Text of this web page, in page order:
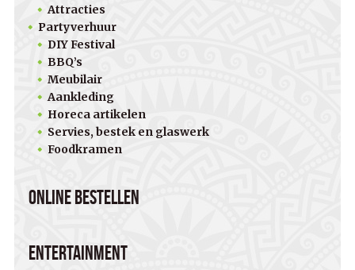
Attracties
Partyverhuur
DIY Festival
BBQ’s
Meubilair
Aankleding
Horeca artikelen
Servies, bestek en glaswerk
Foodkramen
Online bestellen
Entertainment